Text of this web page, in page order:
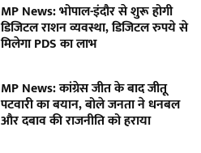
MP News: भोपाल-इंदौर से शुरू होगी
डिजिटल राशन व्यवस्था, डिजिटल रुपये से
मिलेगा PDS का लाभ
MP News: कांग्रेस जीत के बाद जीतू
पटवारी का बयान, बोले जनता ने धनबल
और दबाव की राजनीति को हराया